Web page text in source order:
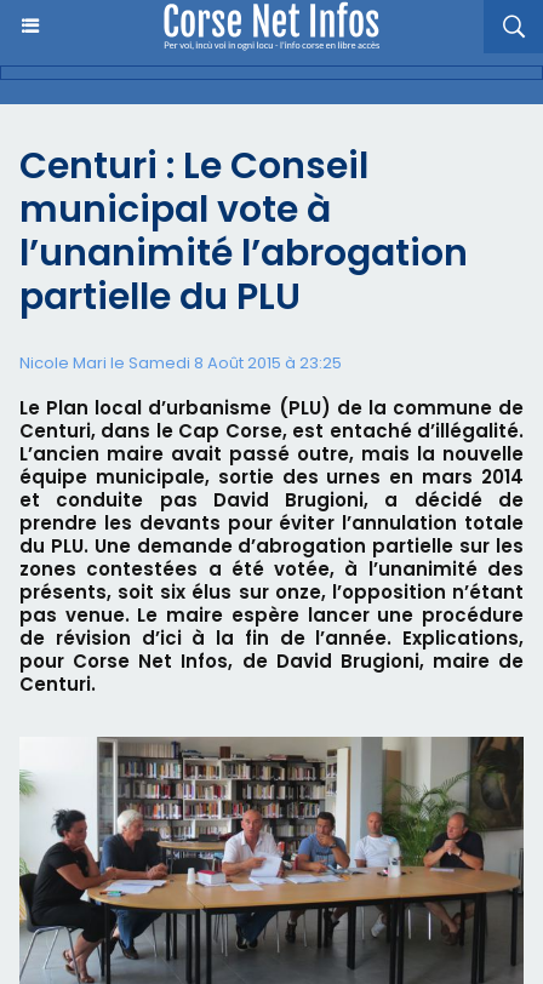
Centuri : Le Conseil
municipal vote à
l’unanimité l’abrogation
partielle du PLU
Nicole Mari le Samedi 8 Août 2015 à 23:25
Le Plan local d’urbanisme (PLU) de la commune de
Centuri, dans le Cap Corse, est entaché d’illégalité.
L’ancien maire avait passé outre, mais la nouvelle
équipe municipale, sortie des urnes en mars 2014
et conduite pas David Brugioni, a décidé de
prendre les devants pour éviter l’annulation totale
du PLU. Une demande d’abrogation partielle sur les
zones contestées a été votée, à l’unanimité des
présents, soit six élus sur onze, l’opposition n’étant
pas venue. Le maire espère lancer une procédure
de révision d’ici à la fin de l’année. Explications,
pour Corse Net Infos, de David Brugioni, maire de
Centuri.